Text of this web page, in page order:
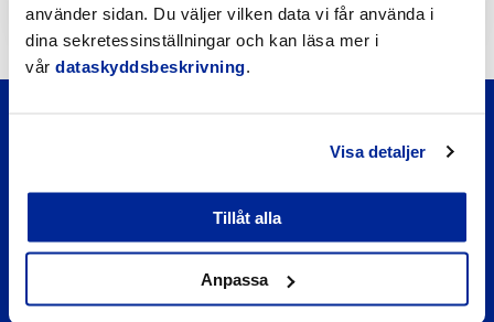
använder sidan. Du väljer vilken data vi får använda i
dina sekretessinställningar och kan läsa mer i
vår dataskyddsbeskrivning
Visa detaljer
Tillåt alla
Anpassa